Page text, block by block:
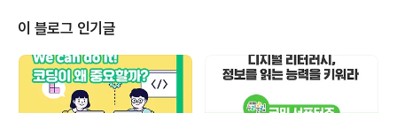
등 과학기술관련 동호회, 단체 등 22개 기관도 참여하며,「신나는 과학문화체험,
사이언스데이에서 만나요!」라는 테마로 총 67개의 과학기술체험부스를 운영한
다. 국립중앙과학관의 행사 프로그..
이 블로그 인기글